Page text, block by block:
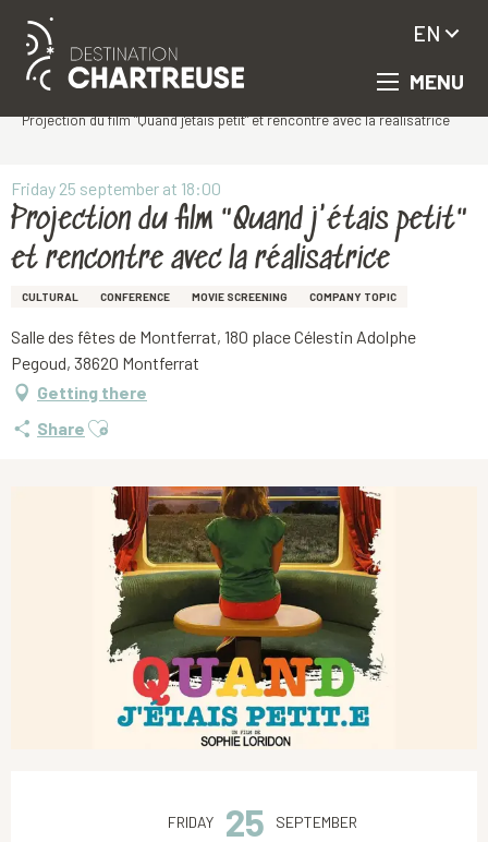
Aller
contenu
MENU
EN
Projection du film "Quand j'étais petit" et rencontre avec la réalisatrice
Friday 25 september at 18:00
Projection du film "Quand j'étais petit"
et rencontre avec la réalisatrice
CULTURAL CONFERENCE MOVIE SCREENING COMPANY TOPIC
Salle des fêtes de Montferrat, 180 place Célestin Adolphe
Pegoud, 38620 Montferrat
Getting there
Share Ajouter aux favoris
FRIDAY 25 SEPTEMBER